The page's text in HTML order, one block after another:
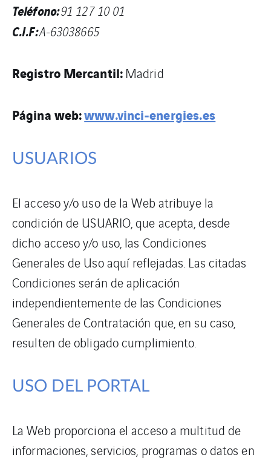
Teléfono:91 127 10 01
C.I.F:A-63038665
Registro Mercantil: Madrid
Página web:www.vinci-energies.es
USUARIOS
El acceso y/o uso de la Web atribuye la
condición de USUARIO, que acepta, desde
dicho acceso y/o uso, las Condiciones
Generales de Uso aquí reflejadas. Las citadas
Condiciones serán de aplicación
independientemente de las Condiciones
Generales de Contratación que, en su caso,
resulten de obligado cumplimiento.
USO DEL PORTAL
La Web proporciona el acceso a multitud de
informaciones, servicios, programas o datos en